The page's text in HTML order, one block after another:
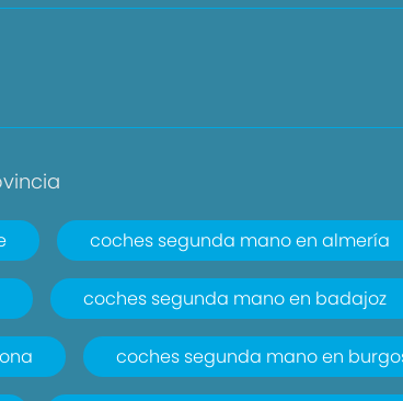
coches segunda mano en almería
coches segunda mano en badajoz
coches segunda mano en